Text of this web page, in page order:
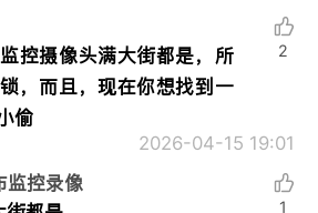
控摄像头满大街都是，所
，而且，现在你想找到一
偷
2026-04-15 19:01
2
监控录像
1